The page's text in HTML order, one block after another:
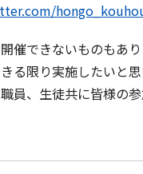
催できないものもあ
る限り実施したいと
員、生徒共に皆様の参